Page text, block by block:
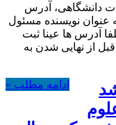
دانشگاهی، آدرس
عنوان نویسنده مسئول
آدرس ها عینا ثبت
از نهایی شدن به
ادامه مطلب »